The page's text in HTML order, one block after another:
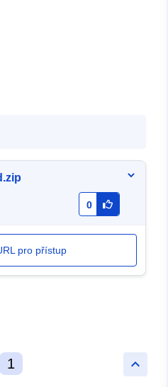
0
pro přístup
keyboard_arrow_up
1